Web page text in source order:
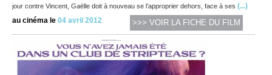
jour contre Vincent, Gaëlle doit à nouveau se l’approprier dehors, face à ses (...)
au cinéma le 04 avril 2012 >>> VOIR LA FICHE DU FILM